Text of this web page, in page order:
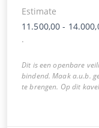
Estimate
11.500,00 -
.
Dit is een openbare
bindend. Maak a.u.b.
te brengen. Op dit